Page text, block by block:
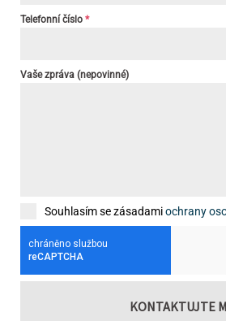
Telefonní číslo *
Vaše zpráva (nepovinné)
Souhlasím se zásadamiochrany
KONTAKTUJTE